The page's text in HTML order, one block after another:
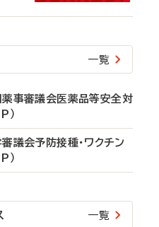
一覧
事審議会医薬品等安全対
）
議会予防接種・ワクチン
）
一覧